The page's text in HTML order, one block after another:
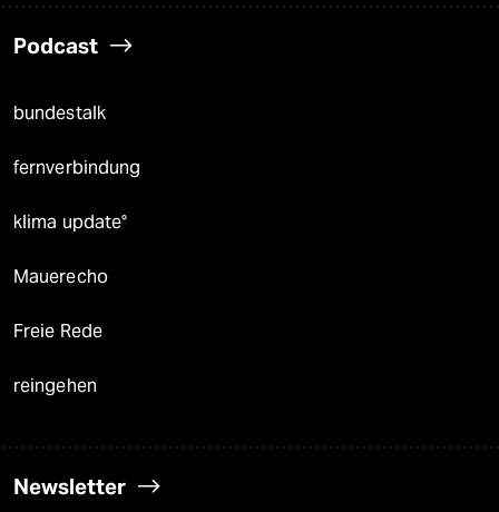
Podcast
bundestalk
fernverbindung
klima update°
Mauerecho
Freie Rede
reingehen
Newsletter